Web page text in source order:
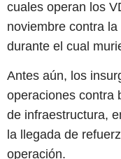
cuales operan los
noviembre contra
durante el cual
Antes aún, los
operaciones contra
de infraestructura,
la llegada de
operación.